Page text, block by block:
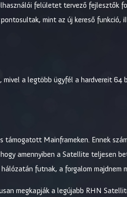
felületet tervező fejlesztők
mint az új kereső funkció,
a legtöbb ügyfél a hardvereit 64
Mainframeken. Ennek
amennyiben a Satellite teljesen
futnak, a forgalom majdnem
megkapják a legújabb RHN